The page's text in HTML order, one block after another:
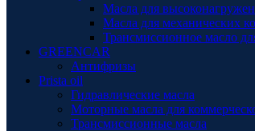
Масла для
Масла для механических
Трансмиссионное масло
GREENCAR
Антифризы
Prista oil
Гидравлические масла
Моторные масла для
Трансмиссионные масла